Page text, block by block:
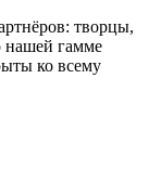
творцы,
нашей гамме
ко всему